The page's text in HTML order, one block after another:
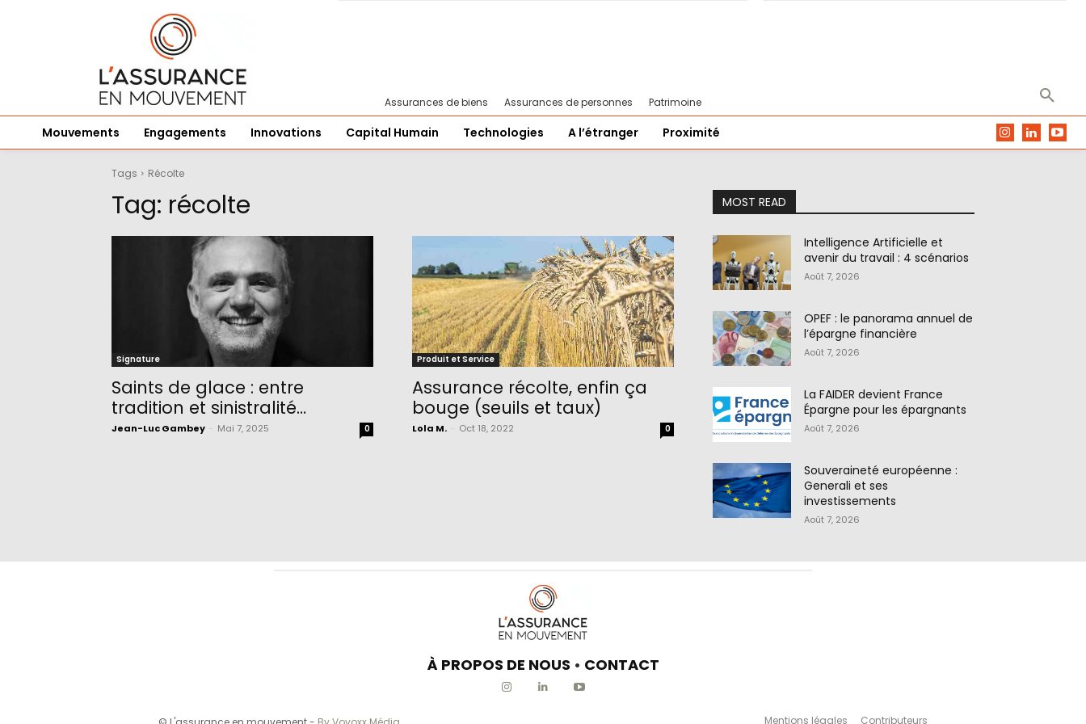
Assurances de biens Assurances de personnes Patrimoine
Mouvements Engagements Innovations Capital Humain Technologies A l’étranger Proximité
Tags Récolte
Tag: récolte
Signature
Saints de glace : entre
tradition et sinistralité…
Jean-Luc Gambey Mai 7, 2025 0
Produit et Service
Assurance récolte, enfin ça
bouge (seuils et taux)
Lola M. Oct 18, 2022 0
MOST READ
Intelligence Artificielle et
avenir du travail : 4 scénarios
Août 7, 2026
OPEF : le panorama annuel de
l’épargne financière
Août 7, 2026
La FAIDER devient France
Épargne pour les épargnants
Août 7, 2026
Souveraineté européenne :
Generali et ses
investissements
Août 7, 2026
À PROPOS DE NOUS • CONTACT
Mentions légales Contributeurs